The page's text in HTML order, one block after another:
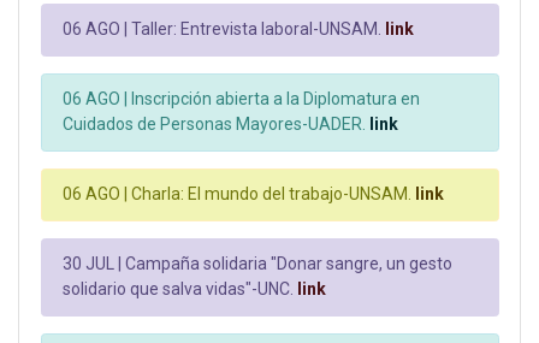
06 AGO | Taller: Entrevista laboral-UNSAM. link
06 AGO |
Inscripción abierta a la Diplomatura en
Cuidados de Personas Mayores-UADER. link
06 AGO | Charla: El mundo del trabajo-UNSAM. link
30 JUL | Campaña solidaria "Donar sangre, un gesto
solidario que salva vidas"-UNC. link